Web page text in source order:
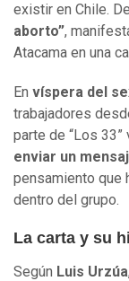
existir en Chile.
aborto”,
Atacama en una
En víspera del
trabajadores
parte de “Los
enviar un
pensamiento que
dentro del grupo.
La carta y su
Según Luis Urzúa